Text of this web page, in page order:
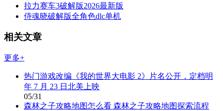
拉力赛车3破解版2026最新版
侍魂晓破解版全角色dlc单机
相关文章
更多+
热门游戏改编《我的世界大电影 2》片名公开，定档明
年 7 月 23 日北美上映
05/31
森林之子攻略地图怎么看 森林之子攻略地图探索流程